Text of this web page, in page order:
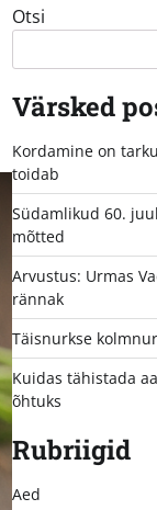
Otsi
Värsked
Kordamine on
toidab
Südamlikud 60.
mõtted
Arvustus: Urmas
rännak
Täisnurkse
Kuidas tähistada
õhtuks
Rubriigid
Aed